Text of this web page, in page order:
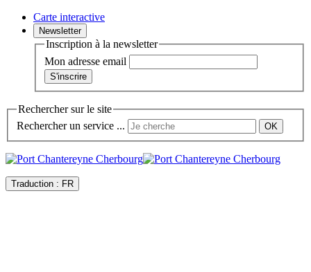
Carte interactive
Newsletter
Inscription à la newsletter
Mon adresse email
Rechercher sur le site
Rechercher un service ...
Traduction : FR